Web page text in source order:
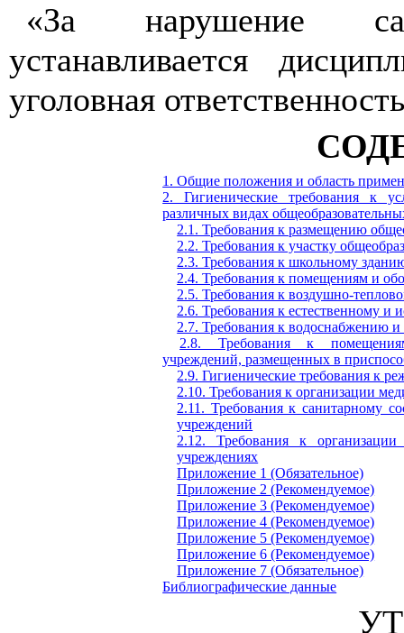
«За нарушение
устанавливается
уголовная
1. Общие положения и область
2. Гигиенические требования к
различных видах
2.1. Требования к размещению
2.2. Требования к участку
2.3. Требования к школьному
2.4. Требования к помещениям и
2.5. Требования к воздушно-
2.6. Требования к естественному и
2.7. Требования к водоснабжению и
2.8. Требования к
учреждений, размещенных в
2.9. Гигиенические требования к
2.10. Требования к организации
2.11. Требования к санитарному
учреждений
2.12. Требования к
учреждениях
Приложение 1 (Обязательное)
Приложение 2 (Рекомендуемое)
Приложение 3 (Рекомендуемое)
Приложение 4 (Рекомендуемое)
Приложение 5 (Рекомендуемое)
Приложение 6 (Рекомендуемое)
Приложение 7 (Обязательное)
Библиографические данные